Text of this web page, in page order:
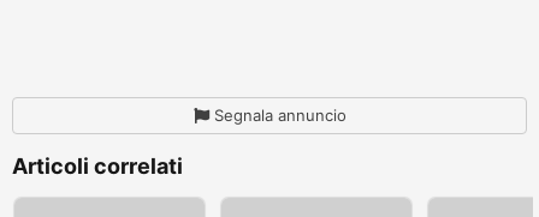
Segnala annuncio
Articoli correlati